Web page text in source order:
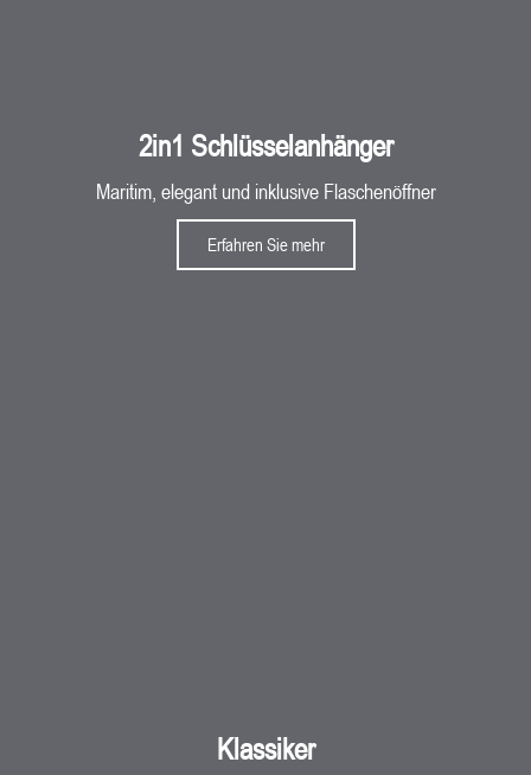
2in1 Schlüsselanhänger
Maritim, elegant und inklusive Flaschenöffner
Erfahren Sie mehr
Klassiker